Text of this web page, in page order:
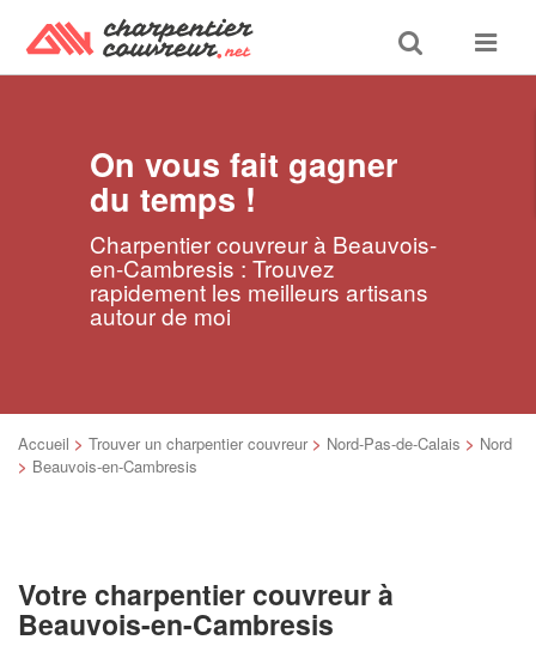
Toggle
search
Toggle
On vous fait gagner
du temps !
Charpentier couvreur à Beauvois-
en-Cambresis : Trouvez
rapidement les meilleurs artisans
autour de moi
Accueil > Trouver un charpentier couvreur > Nord-Pas-de-Calais > Nord
> Beauvois-en-Cambresis
Votre charpentier couvreur à
Beauvois-en-Cambresis